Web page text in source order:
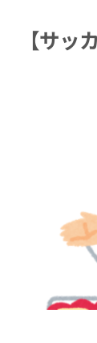
【サッ